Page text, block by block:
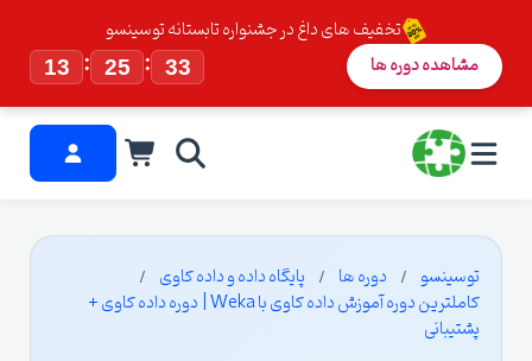
تخفیف های داغ در جشنواره تابستانه توسینسو
13
: 25 : 32 مشاهده دوره ها
توسینسو دوره ها
پایگاه داده و داده کاوی
کاملترین دوره آموزش داده کاوی با Weka | دوره داده کاوی +
پشتیبانی